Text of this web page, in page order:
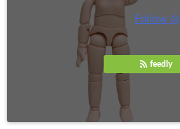
Follow @
feedly